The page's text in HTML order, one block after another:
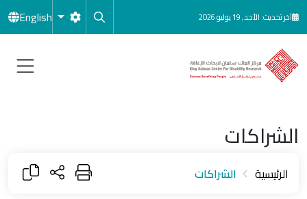
تجاوز إلى المحتوى الرئيسي
آخر تحديث: الأحد, 19 يوليو 2026 English
الشراكات
الرئيسية الشراكات